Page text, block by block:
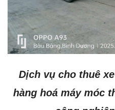
Dịch vụ cho thuê
hàng hoá máy móc